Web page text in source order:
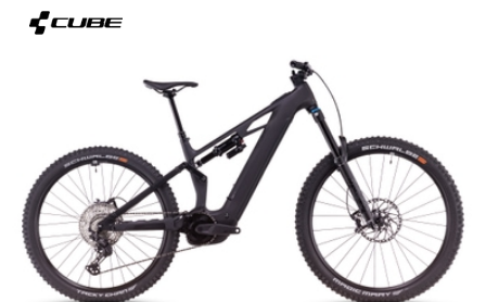
Benutzer
von
können
Touch-
und